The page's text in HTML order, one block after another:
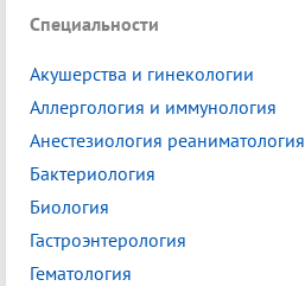
Специальности
Акушерства и гинекологии
Аллергология и иммунология
Анестезиология реаниматология
Бактериология
Биология
Гастроэнтерология
Гематология